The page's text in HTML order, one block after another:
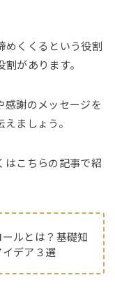
めくくるという役割
があります。
感謝のメッセージを
ましょう。
はこちらの記事で紹
ルとは？基礎知
デア３選